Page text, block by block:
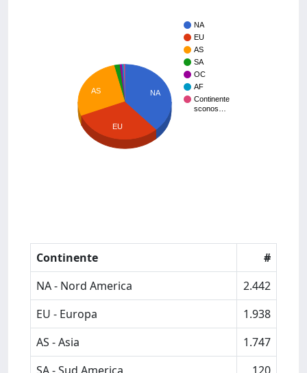
NA
EU
AS
SA
OC
AF
Continente
sconos…
NA
AS
EU
Continente
#
NA - Nord America
2.442
EU - Europa
1.938
AS - Asia
1.747